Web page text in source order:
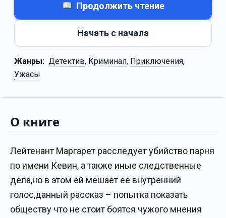
Продолжить чтение
Начать с начала
Жанры: Детектив, Криминал, Приключения,
Ужасы
О книге
Лейтенант Маргарет расследует убийство парня
по имени Кевин, а также иные следственные
дела,но в этом ей мешает ее внутренний
голос,данный рассказ – попытка показать
обществу что не стоит боятся чужого мнения